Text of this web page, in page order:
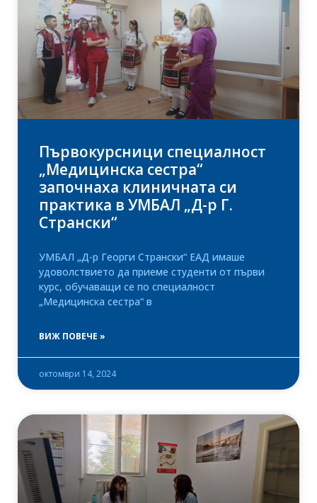
Първокурсници специалност
„Медицинска сестра“
започнаха клиничната си
практика в УМБАЛ „Д-р Г.
Странски“
УМБАЛ „Д-р Георги Странски“ ЕАД имаше
удоволствието да приеме студенти от първи
курс, обучаващи се по специалност
„Медицинска сестра“ в
ВИЖ ПОВЕЧЕ »
октомври 14, 2024